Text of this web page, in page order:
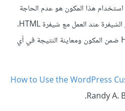
استخدام هذا المكون هو عدم الحاجة
للتنقل بين المحرر المرئي ومحرر الشيفرة عند العمل مع شيفرة HTML.
تستطيع العمل مع شيفرة HTML ضمن المكون ومعاينة النتيجة في أي
How to Use the WordPress